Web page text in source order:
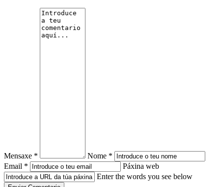
Mensaxe *
Nome *
Email *
Páxina web
Enter the words you see below